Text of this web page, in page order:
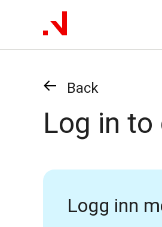
Back
Log in
Logg inn